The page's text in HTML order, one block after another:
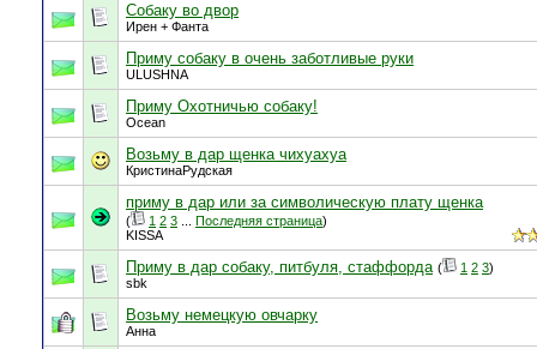
Собаку во двор
Ирен + Фанта
Приму собаку в очень заботливые руки
ULUSHNA
Приму Охотничью собаку!
Ocean
Возьму в дар щенка чихуахуа
КристинаРудская
приму в дар или за символическую плату щенка
( 1 2 3 Последняя страница)
KISSA
Приму в дар собаку, питбуля, стаффорда ( 1 2 3)
sbk
Возьму немецкую овчарку
Aнна